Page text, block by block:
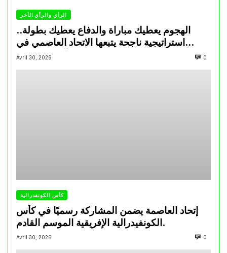
الرأي والرأي الأخر
الهجوم يعطيك مباراة والدفاع يعطيك بطولة..
استراتيجية ناجحة يتبعها الاتحاد العاصمي في
تتويجاته آخر السنوات
Avril 30, 2026 0
كأس الكونفدرالية
إتحاد العاصمة يضمن المشاركة رسميًا في كأس
الكونفيدرالية الإفريقية الموسم القادم.
Avril 30, 2026 0